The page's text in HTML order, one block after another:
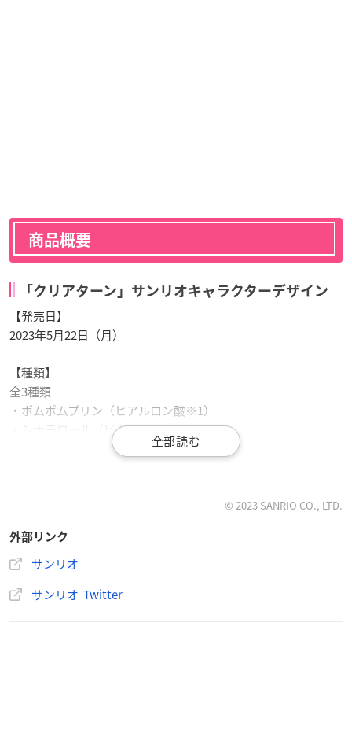
商品概要
「クリアターン」サンリオキャラクターデザイン
【発売日】
2023年5月22日（月）
【種類】
全3種類
・ポムポムプリン（ヒアルロン酸※1）
・シナモロール（ビタミンC※2）
・ハローキティ（コラーゲン※3）
【取り扱い】
全国の量販店やドラッグストアなど
© 2023 SANRIO CO., LTD.
外部リンク
サンリオ
サンリオ Twitter